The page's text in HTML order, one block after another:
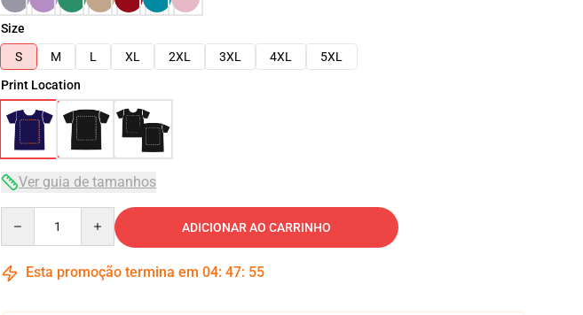
Size
S
M L XL 2XL 3XL 4XL
5XL
Print Location
Ver guia de tamanhos
ADICIONAR AO CARRINHO
Esta promoção termina em 04: 47: 54